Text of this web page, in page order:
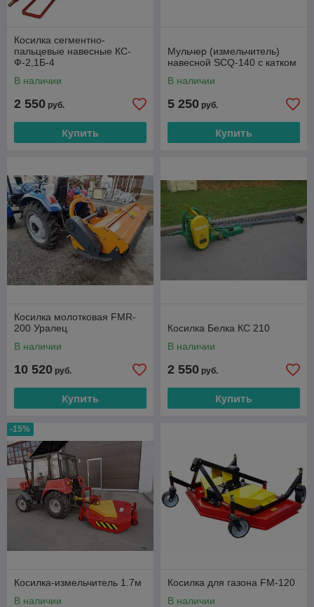
Косилка сегментно-
пальцевые навесные КС-
Ф-2,1Б-4
В наличии
2 550 руб.
Купить
Мульчер (измельчитель)
навесной SCQ-140 с катком
В наличии
5 250 руб.
Купить
Косилка молотковая FMR-
200 Уралец
В наличии
10 520 руб.
Купить
Косилка Белка КС 210
В наличии
2 550 руб.
Купить
-15%
Косилка-измельчитель 1.7м
В наличии
Косилка для газона FM-120
В наличии